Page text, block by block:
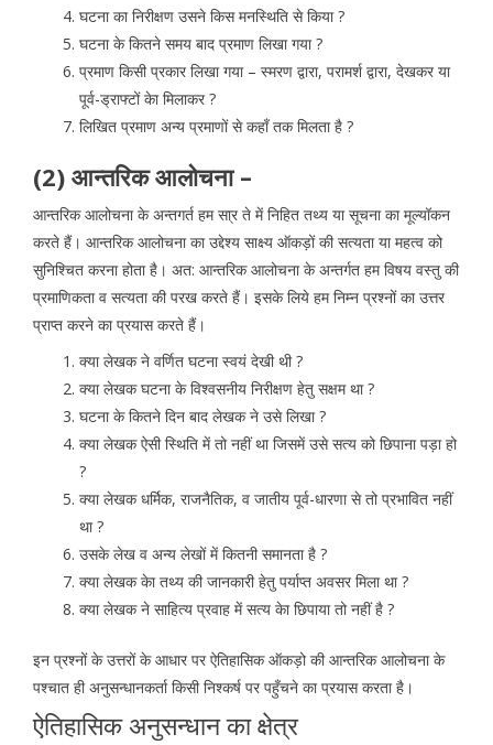
घटना का निरीक्षण उसने किस मनस्थिति से किया ?
घटना के कितने समय बाद प्रमाण लिखा गया ?
प्रमाण किसी प्रकार लिखा गया – स्मरण द्वारा, परामर्श द्वारा, देखकर या
पूर्व-ड्राफ्टों केा मिलाकर ?
लिखित प्रमाण अन्य प्रमाणों से कहाँ तक मिलता है ?
(2) आन्तरिक आलोचना –
आन्तरिक आलोचना के अन्तगर्त हम सा्र ते में निहित तथ्य या सूचना का मूल्यॉकन
करते हैं। आन्तरिक आलोचना का उद्देश्य साक्ष्य ऑकड़ों की सत्यता या महत्व को
सुनिश्चित करना होता है। अत: आन्तरिक आलोचना के अन्तर्गत हम विषय वस्तु की
प्रमाणिकता व सत्यता की परख करते हैं। इसके लिये हम निम्न प्रश्नों का उत्तर
प्राप्त करने का प्रयास करते हैं।
क्या लेखक ने वर्णित घटना स्वयं देखी थी ?
क्या लेखक घटना के विश्वसनीय निरीक्षण हेतु सक्षम था ?
घटना के कितने दिन बाद लेखक ने उसे लिखा ?
क्या लेखक ऐसी स्थिति में तो नहीं था जिसमें उसे सत्य को छिपाना पड़ा हो
?
क्या लेखक धर्मिक, राजनैतिक, व जातीय पूर्व-धारणा से तो प्रभावित नहीं
था ?
उसके लेख व अन्य लेखों में कितनी समानता है ?
क्या लेखक केा तथ्य की जानकारी हेतु पर्याप्त अवसर मिला था ?
क्या लेखक ने साहित्य प्रवाह में सत्य केा छिपाया तो नहीं है ?
इन प्रश्नों के उत्तरों के आधार पर ऐतिहासिक ऑकड़ो की आन्तरिक आलोचना के
पश्चात ही अनुसन्धानकर्ता किसी निश्कर्ष पर पहुँचने का प्रयास करता है।
ऐतिहासिक अनुसन्धान का क्षेत्र